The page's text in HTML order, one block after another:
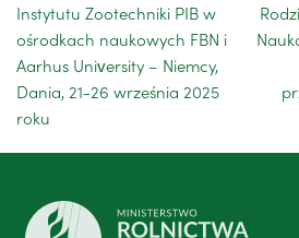
Instytutu Zootechniki PIB w
ośrodkach naukowych FBN i
Aarhus University – Niemcy,
Dania, 21-26 września 2025
roku